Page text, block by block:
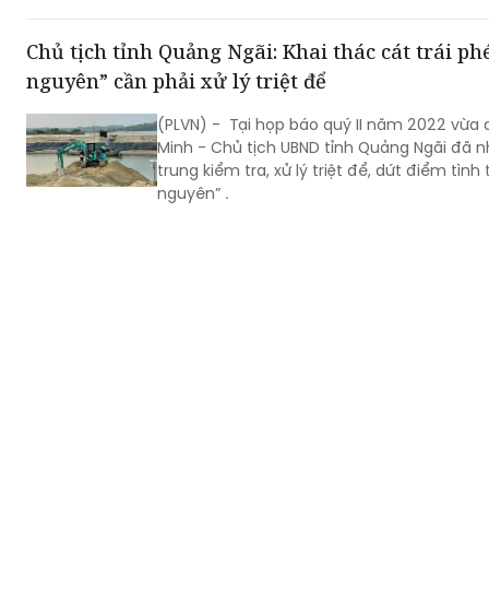
Chủ tịch tỉnh Quảng Ngãi: Khai thác cát trái
nguyên” cần phải xử lý triệt để
(PLVN) - Tại họp báo quý II năm 2022 vừa
Minh - Chủ tịch UBND tỉnh Quảng Ngãi đã
trung kiểm tra, xử lý triệt để, dứt điểm tình
nguyên” .